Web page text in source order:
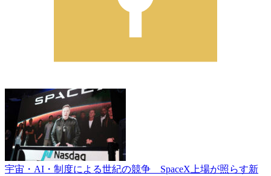
宇宙・AI・制度による世紀の競争 SpaceX上場が照らす新